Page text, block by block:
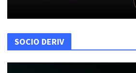
SOCIO DERIV